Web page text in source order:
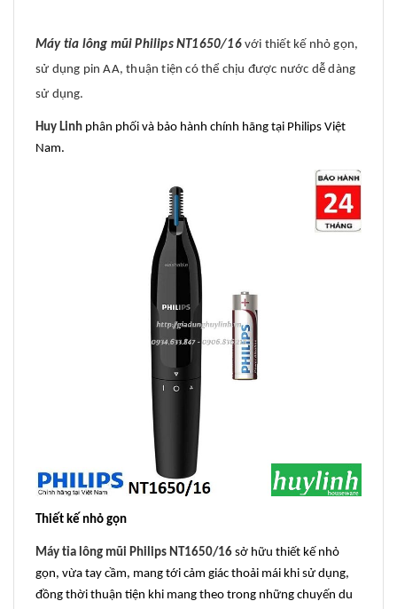
Máy tỉa lông mũi Philips NT1650/16với thiết kế nhỏ gọn,
sử dụng pin AA, thuận tiện có thể chịu được nước dễ dàng
sử dụng.
Huy Linh phân phối và bảo hành chính hãng tại Philips Việt
Nam.
Thiết kế nhỏ gọn
Máy tỉa lông mũi Philips NT1650/16 sở hữu thiết kế nhỏ
gọn, vừa tay cầm, mang tới cảm giác thoải mái khi sử dụng,
đồng thời thuận tiện khi mang theo trong những chuyến du